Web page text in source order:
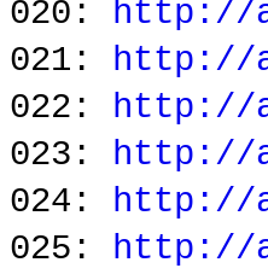
020: http://
021: http://
022: http://
023: http://
024: http://
025: http://